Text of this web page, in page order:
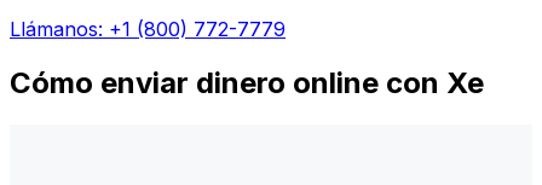
Llámanos: +1 (800) 772-7779
Cómo enviar dinero online con Xe